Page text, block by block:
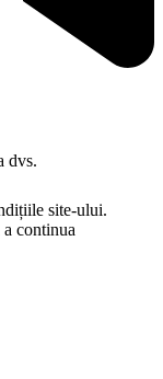
dvs.
site-ului.
continua